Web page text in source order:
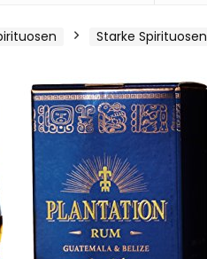
Starke Spirituosen